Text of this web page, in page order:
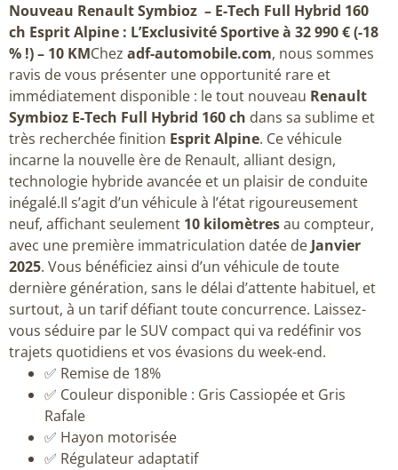
Nouveau Renault Symbioz – E-Tech Full Hybrid 160
ch Esprit Alpine : L’Exclusivité Sportive à 32 990 € (-18
% !) – 10 KMChez adf-automobile.com, nous sommes
ravis de vous présenter une opportunité rare et
immédiatement disponible : le tout nouveau Renault
Symbioz E-Tech Full Hybrid 160 ch dans sa sublime et
très recherchée finition Esprit Alpine. Ce véhicule
incarne la nouvelle ère de Renault, alliant design,
technologie hybride avancée et un plaisir de conduite
inégalé.Il s’agit d’un véhicule à l’état rigoureusement
neuf, affichant seulement 10 kilomètresau compteur,
avec une première immatriculation datée deJanvier
2025. Vous bénéficiez ainsi d’un véhicule de toute
dernière génération, sans le délai d’attente habituel, et
surtout, à un tarif défiant toute concurrence. Laissez-
vous séduire par le SUV compact qui va redéfinir vos
trajets quotidiens et vos évasions du week-end.
✅ Remise de 18%
✅ Couleur disponible : Gris Cassiopée et Gris
Rafale
✅ Hayon motorisée
✅ Régulateur adaptatif